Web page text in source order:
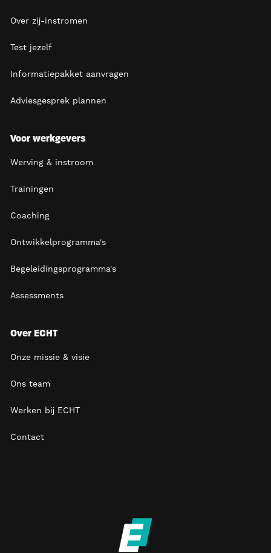
Over zij-instromen
Test jezelf
Informatiepakket aanvragen
Adviesgesprek plannen
Voor werkgevers
Werving & instroom
Trainingen
Coaching
Ontwikkelprogramma's
Begeleidingsprogramma's
Assessments
Over ECHT
Onze missie & visie
Ons team
Werken bij ECHT
Contact